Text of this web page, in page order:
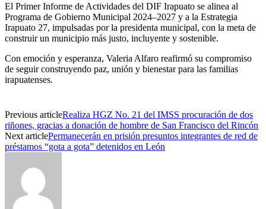
El Primer Informe de Actividades del DIF Irapuato se alinea al
Programa de Gobierno Municipal 2024–2027 y a la Estrategia
Irapuato 27, impulsadas por la presidenta municipal, con la meta de
construir un municipio más justo, incluyente y sostenible.
Con emoción y esperanza, Valeria Alfaro reafirmó su compromiso
de seguir construyendo paz, unión y bienestar para las familias
irapuatenses.
Previous articleRealiza HGZ No. 21 del IMSS procuración de dos
riñones, gracias a donación de hombre de San Francisco del Rincón
Next articlePermanecerán en prisión presuntos integrantes de red de
préstamos “gota a gota” detenidos en León